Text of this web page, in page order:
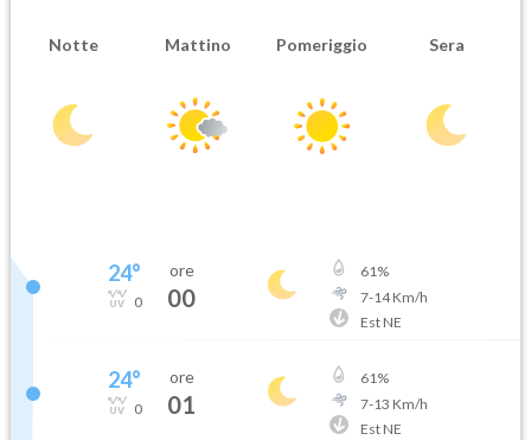
Notte Mattino Pomeriggio Sera
24°
0
ore
00
61%
7-14Km/h
Est NE
24°
0
ore
01
61%
7-13 Km/h
Est NE